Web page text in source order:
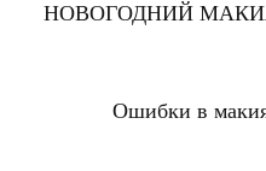
НОВОГОДНИЙ
Ошибки в